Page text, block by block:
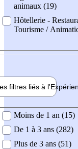
animaux (19)
Hôtellerie -
Tourisme /
filtres liés à l'
demandée
Moins de 1 an (15)
De 1 à 3 ans (282)
Plus de 3 ans (51)